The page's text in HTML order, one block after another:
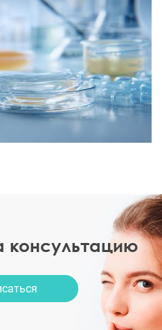
консультацию